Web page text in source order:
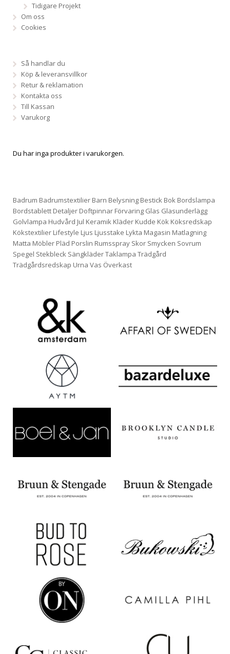
Tidigare Projekt
Om oss
Cookies
Så handlar du
Köp & leveransvillkor
Retur & reklamation
Kontakta oss
Till Kassan
Varukorg
Du har inga produkter i varukorgen.
Badrum Badrumstextilier Barn Belysning Bestick Bok Bordslampa
Bordstablett Detaljer Doftpinnar Förvaring Glas Glasunderlägg
Golvlampa Hudvård Jul Keramik Kläder Kudde Kök Köksredskap
Kökstextilier Lifestyle Ljus Ljusstake Lykta Magasin Matlagning
Matta Möbler Pläd Porslin Rumsspray Skor Smycken Sovrum
Spegel Stekbleck SängkläderTaklampa Trädgård
Trädgårdsredskap Urna Vas Överkast